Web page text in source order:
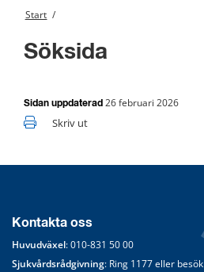
Start /
Söksida
Sidan uppdaterad 26 februari 2026
Skriv ut
Kontakta oss
Huvudväxel: 010-831 50 00
Sjukvårdsrådgivning: Ring 1177 eller besök